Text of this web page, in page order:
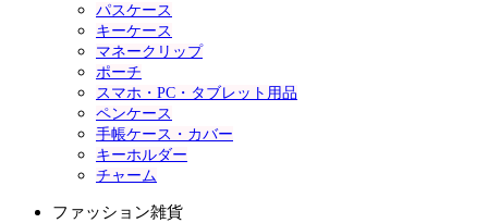
パスケース
キーケース
マネークリップ
ポーチ
スマホ・PC・タブレット用品
ペンケース
手帳ケース・カバー
キーホルダー
チャーム
ファッション雑貨